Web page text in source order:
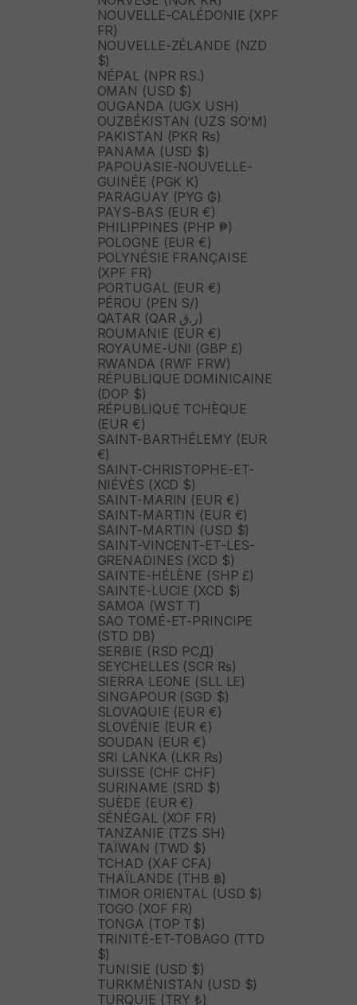
NOUVELLE-CALÉDONIE (XPF
FR)
NOUVELLE-ZÉLANDE (NZD
$)
NÉPAL (NPR RS.)
OMAN (USD $)
OUGANDA (UGX USH)
OUZBÉKISTAN (UZS SO'M)
PAKISTAN (PKR ₨)
PANAMA (USD $)
PAPOUASIE-NOUVELLE-
GUINÉE (PGK K)
PARAGUAY (PYG ₲)
PAYS-BAS (EUR €)
PHILIPPINES (PHP ₱)
POLOGNE (EUR €)
POLYNÉSIE FRANÇAISE
(XPF FR)
PORTUGAL (EUR €)
PÉROU (PEN S/)
QATAR (QAR ر.ق)
ROUMANIE (EUR €)
ROYAUME-UNI (GBP £)
RWANDA (RWF FRW)
RÉPUBLIQUE DOMINICAINE
(DOP $)
RÉPUBLIQUE TCHÈQUE
(EUR €)
SAINT-BARTHÉLEMY (EUR
€)
SAINT-CHRISTOPHE-ET-
NIÉVÈS (XCD $)
SAINT-MARIN (EUR €)
SAINT-MARTIN (EUR €)
SAINT-MARTIN (USD $)
SAINT-VINCENT-ET-LES-
GRENADINES (XCD $)
SAINTE-HÉLÈNE (SHP £)
SAINTE-LUCIE (XCD $)
SAMOA (WST T)
SAO TOMÉ-ET-PRINCIPE
(STD DB)
SERBIE (RSD РСД)
SEYCHELLES (SCR ₨)
SIERRA LEONE (SLL LE)
SINGAPOUR (SGD $)
SLOVAQUIE (EUR €)
SLOVÉNIE (EUR €)
SOUDAN (EUR €)
SRI LANKA (LKR ₨)
SUISSE (CHF CHF)
SURINAME (SRD $)
SUÈDE (EUR €)
SÉNÉGAL (XOF FR)
TANZANIE (TZS SH)
TAÏWAN (TWD $)
TCHAD (XAF CFA)
THAÏLANDE (THB ฿)
TIMOR ORIENTAL (USD $)
TOGO (XOF FR)
TONGA (TOP T$)
TRINITÉ-ET-TOBAGO (TTD
$)
TUNISIE (USD $)
TURKMÉNISTAN (USD $)
TURQUIE (TRY ₺)